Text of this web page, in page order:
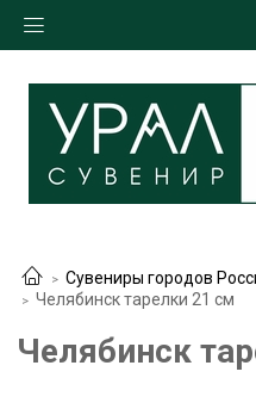
Сувениры городов
Челябинск тарелки 21 см
Челябинск